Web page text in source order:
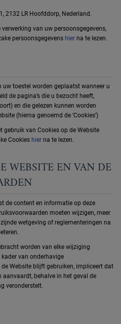
2132 LR Hoofddorp, Nederland.
van uw persoonsgegevens,
persoonsgegevens hier na te lezen.
uw toestel worden geplaatst wanneer u
de pagina’s die u bezocht heeft,
en die gelezen kunnen worden
(hierna genoemd de ‘Cookies’)
van Cookies op de Website
Cookies hier na te lezen.
WEBSITE EN VAN DE
de content en informatie op deze
moeten wijzigen, meer
wetgeving of reglementeringen na
worden van elke wijziging
van onderhavige
Website blijft gebruiken, impliceert dat
aanvaardt, behalve in het geval de
veronderstelt.